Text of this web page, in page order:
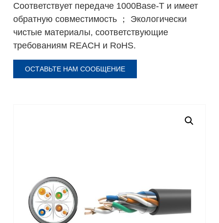
Соответствует передаче 1000Base-T и имеет
обратную совместимость ； Экологически
чистые материалы, соответствующие
требованиям REACH и RoHS.
ОСТАВЬТЕ НАМ СООБЩЕНИЕ